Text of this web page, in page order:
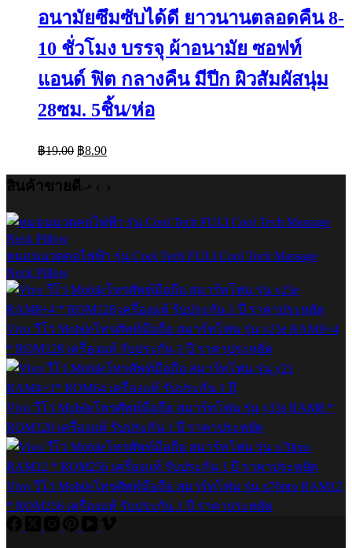
อนามัยซึมซับได้ดี ยาวนานตลอดคืน 8-
10 ชั่วโมง บรรจุ ผ้าอนามัย ซอฟท์
แอนด์ ฟิต กลางคืน มีปีก ผิวสัมผัสนุ่ม
28ซม. 5ชิ้น/ห่อ
฿19.00 Original
price
was:
฿19.00.
฿8.90Current
price
is:
฿8.90.
สินค้าขายดี
หมอนนวดคอไฟฟ้า รุ่น Cool Tech FULI Cool Tech Massage
Neck Pillow
Vivo วีโว่ Mobileโทรศัพท์มือถือ สมาร์ทโฟน รุ่น v23e RAM8+4
* ROM128 เครื่องแท้ รับประกัน 1 ปี ราคาประหยัด
Vivo วีโว่ Mobileโทรศัพท์มือถือ สมาร์ทโฟน รุ่น y33s RAM8 *
ROM128 เครื่องแท้ รับประกัน 1 ปี ราคาประหยัด
Vivo วีโว่ Mobileโทรศัพท์มือถือ สมาร์ทโฟน รุ่น x70pro RAM12
* ROM256 เครื่องแท้ รับประกัน 1 ปี ราคาประหยัด